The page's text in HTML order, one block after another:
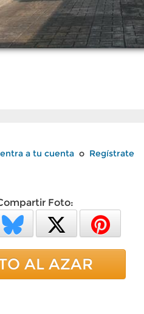
entra a tu cuenta o Regístrate
Foto:
AL AZAR